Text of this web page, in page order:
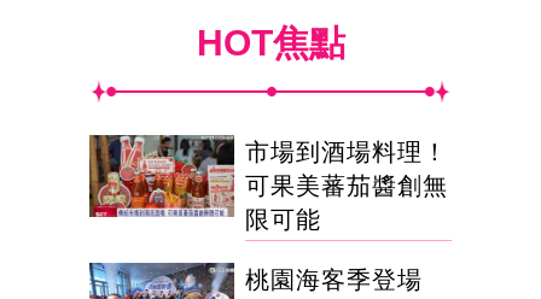
HOT焦點
市場到酒場料理！
可果美蕃茄醬創無
限可能
桃園海客季登場